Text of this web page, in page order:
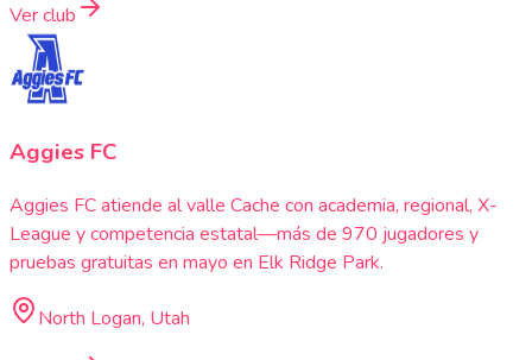
Ver club
Aggies FC
Aggies FC atiende al valle Cache con academia, regional, X-
League y competencia estatal—más de 970 jugadores y
pruebas gratuitas en mayo en Elk Ridge Park.
North Logan, Utah